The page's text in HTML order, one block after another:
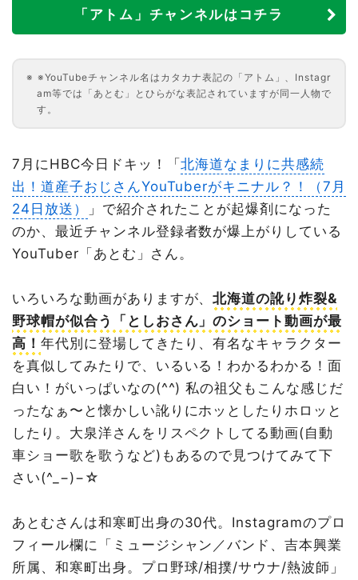
「アトム」チャンネルはコチラ
※YouTubeチャンネル名はカタカナ表記の「アトム」、Instagr
am等では「あとむ」とひらがな表記されていますが同一人物で
す。
7月にHBC今日ドキッ！「北海道なまりに共感続
出！道産子おじさんYouTuberがキニナル？！（7月
24日放送）
」で紹介されたことが起爆剤になった
のか、最近チャンネル登録者数が爆上がりしている
YouTuber「あとむ」さん。
いろいろな動画がありますが、北海道の訛り炸裂&
野球帽が似合う「としおさん」のショート動画が最
高！ 年代別に登場してきたり、有名なキャラクター
を真似してみたりで、いるいる！わかるわかる！面
白い！がいっぱいなの(^^) 私の祖父もこんな感じだ
ったなぁ〜と懐かしい訛りにホッとしたりホロッと
したり。大泉洋さんをリスペクトしてる動画(自動
車ショー歌を歌うなど)もあるので見つけてみて下
さい(^_−)−☆
あとむさんは和寒町出身の30代。Instagramのプロ
フィール欄に「ミュージシャン／バンド、吉本興業
所属、和寒町出身。プロ野球/相撲/サウナ/熱波師」